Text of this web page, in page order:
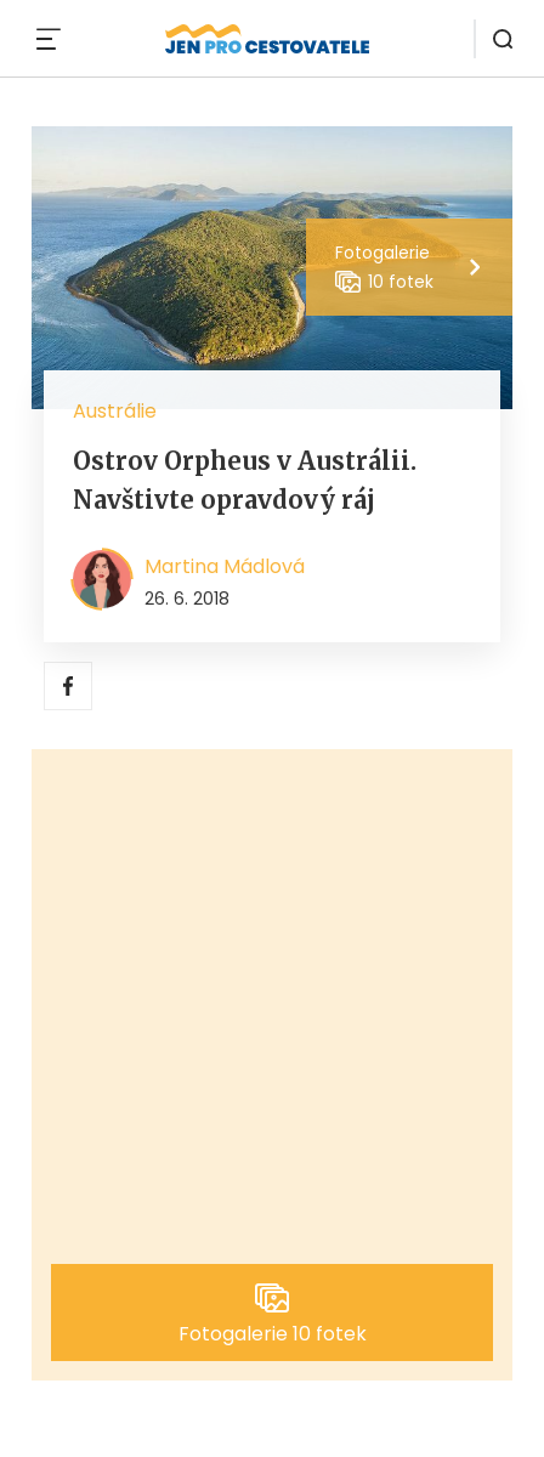
Fotogalerie
10 fotek
Austrálie
Ostrov Orpheus v Austrálii.
Navštivte opravdový ráj
Martina Mádlová
26. 6. 2018
Fotogalerie 10 fotek